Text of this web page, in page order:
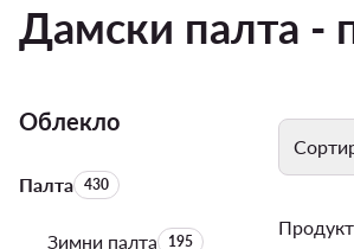
Дамски палта -
Облекло
ПалтаБрой на продуктите:
430
Зимни палтаБрой на продуктите:
195